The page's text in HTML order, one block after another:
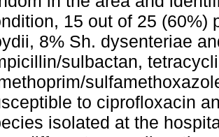
15 out of 25 (60%)
8% Sh. dysenteriae
sulbactan,
to ciprofloxacin
isolated at the